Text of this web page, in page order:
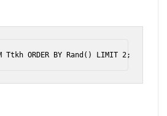
Ttkh ORDER BY Rand() LIMIT 2;